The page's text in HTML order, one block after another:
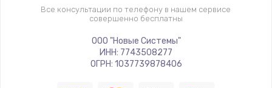
Все консультации по телефону в нашем сервисе
совершенно бесплатны
ООО "Новые Системы"
ИНН: 7743508277
ОГРН: 1037739878406